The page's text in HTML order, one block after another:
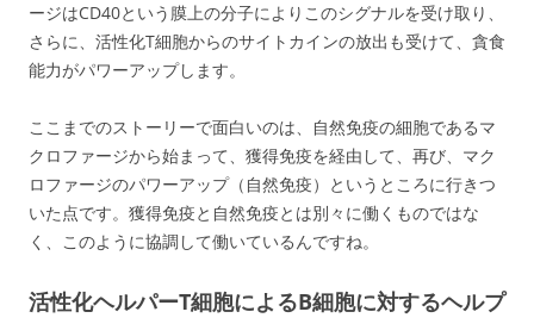
ージはCD40という膜上の分子によりこのシグナルを受け取り、
さらに、活性化T細胞からのサイトカインの放出も受けて、貪食
能力がパワーアップします。
ここまでのストーリーで面白いのは、自然免疫の細胞であるマ
クロファージから始まって、獲得免疫を経由して、再び、マク
ロファージのパワーアップ（自然免疫）というところに行きつ
いた点です。獲得免疫と自然免疫とは別々に働くものではな
く、このように協調して働いているんですね。
活性化ヘルパーT細胞によるB細胞に対するヘルプ